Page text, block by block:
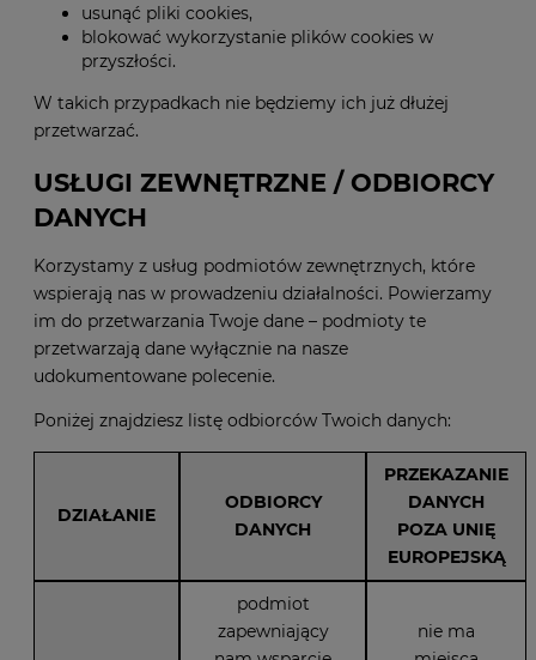
usunąć pliki cookies,
blokować wykorzystanie plików cookies w
przyszłości.
W takich przypadkach nie będziemy ich już dłużej
przetwarzać.
USŁUGI ZEWNĘTRZNE / ODBIORCY
DANYCH
Korzystamy z usług podmiotów zewnętrznych, które
wspierają nas w prowadzeniu działalności. Powierzamy
im do przetwarzania Twoje dane – podmioty te
przetwarzają dane wyłącznie na nasze
udokumentowane polecenie.
Poniżej znajdziesz listę odbiorców Twoich danych:
DZIAŁANIE
ODBIORCY
DANYCH
PRZEKAZANIE
DANYCH
POZA UNIĘ
EUROPEJSKĄ
podmiot
zapewniający
nie ma